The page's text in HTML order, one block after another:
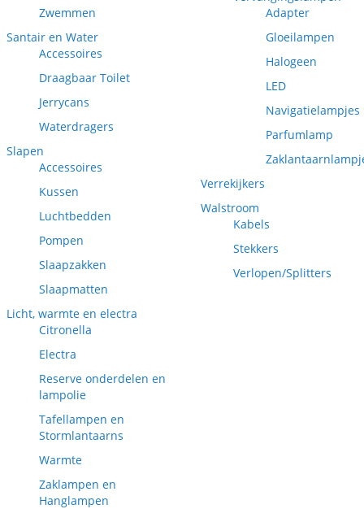
Zwemmen
Santair en Water
Accessoires
Draagbaar Toilet
Jerrycans
Waterdragers
Slapen
Accessoires
Kussen
Luchtbedden
Pompen
Slaapzakken
Slaapmatten
Licht, warmte en electra
Citronella
Electra
Reserve onderdelen en
lampolie
Tafellampen en
Stormlantaarns
Warmte
Zaklampen en
Hanglampen
Adapter
Gloeilampen
Halogeen
LED
Navigatielampjes
Parfumlamp
Verrekijkers
Walstroom
Kabels
Stekkers
Verlopen/Splitters